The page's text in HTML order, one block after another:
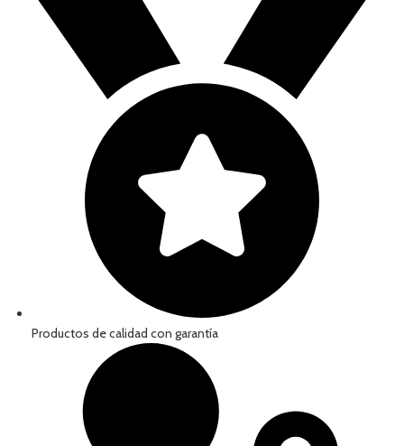
Productos de calidad con garantía